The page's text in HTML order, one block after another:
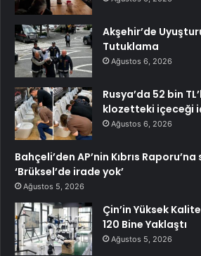
Akşehir’de
Tutuklama
Ağustos 6, 2026
Rusya’da 52 bin
klozetteki içeceği
Ağustos 6, 2026
Bahçeli’den AP’nin Kıbrıs
‘Brüksel’de irade yok’
Ağustos 5, 2026
Çin’in Yüksek
120 Bine Yaklaştı
Ağustos 5, 2026